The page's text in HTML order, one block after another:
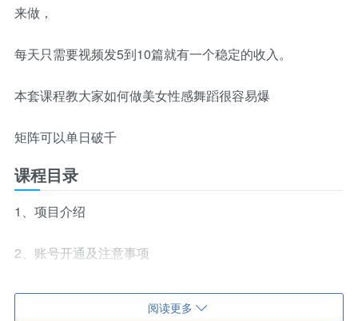
来做，
每天只需要视频发5到10篇就有一个稳定的收入。
本套课程教大家如何做美女性感舞蹈很容易爆
矩阵可以单日破千
课程目录
1、项目介绍
2、账号开通及注意事项
3、AI视频制作流程
阅读更多